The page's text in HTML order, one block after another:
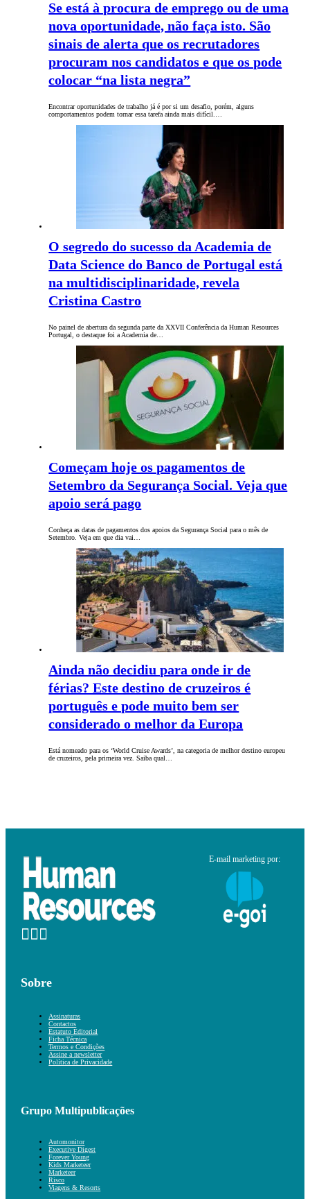
Se está à procura de emprego ou de uma
nova oportunidade, não faça isto. São
sinais de alerta que os recrutadores
procuram nos candidatos e que os pode
colocar “na lista negra”
Encontrar oportunidades de trabalho já é por si um desafio, porém, alguns
comportamentos podem tornar essa tarefa ainda mais difícil.…
O segredo do sucesso da Academia de
Data Science do Banco de Portugal está
na multidisciplinaridade, revela
Cristina Castro
No painel de abertura da segunda parte da XXVII Conferência da Human Resources
Portugal, o destaque foi a Academia de…
Começam hoje os pagamentos de
Setembro da Segurança Social. Veja que
apoio será pago
Conheça as datas de pagamentos dos apoios da Segurança Social para o mês de
Setembro. Veja em que dia vai…
Ainda não decidiu para onde ir de
férias? Este destino de cruzeiros é
português e pode muito bem ser
considerado o melhor da Europa
Está nomeado para os ‘World Cruise Awards’, na categoria de melhor destino europeu
de cruzeiros, pela primeira vez. Saiba qual…
E-mail marketing por:
Sobre
Assinaturas
Contactos
Estatuto Editorial
Ficha Técnica
Termos e Condições
Assine a newsletter
Política de Privacidade
Grupo Multipublicações
Automonitor
Executive Digest
Forever Young
Kids Marketeer
Marketeer
Risco
Viagens & Resorts